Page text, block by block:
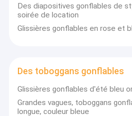
Des diapositives gonflables de
soirée de location
Glissières gonflables en rose et
Des toboggans gonflables
Glissières gonflables d'été bleu
Grandes vagues, toboggans
longue, couleur bleue